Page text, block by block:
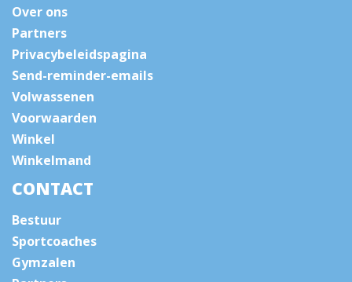
Over ons
Partners
Privacybeleidspagina
Send-reminder-emails
Volwassenen
Voorwaarden
Winkel
Winkelmand
CONTACT
Bestuur
Sportcoaches
Gymzalen